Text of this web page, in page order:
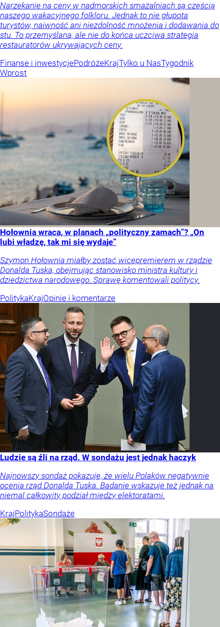
Narzekanie na ceny w nadmorskich smażalniach są częścią
naszego wakacyjnego folkloru. Jednak to nie głupota
turystów, naiwność ani niezdolność mnożenia i dodawania do
stu. To przemyślana, ale nie do końca uczciwa strategia
restauratorów ukrywających ceny.
Finanse i inwestycjePodróżeKrajTylko u NasTygodnik
Wprost
Hołownia wraca, w planach „polityczny zamach”? „On
lubi władzę, tak mi się wydaje”
Szymon Hołownia miałby zostać wicepremierem w rządzie
Donalda Tuska, obejmując stanowisko ministra kultury i
dziedzictwa narodowego. Sprawę komentowali politycy.
PolitykaKrajOpinie i komentarze
Ludzie są źli na rząd. W sondażu jest jednak haczyk
Najnowszy sondaż pokazuje, że wielu Polaków negatywnie
ocenia rząd Donalda Tuska. Badanie wskazuje też jednak na
niemal całkowity podział między elektoratami.
KrajPolitykaSondaże